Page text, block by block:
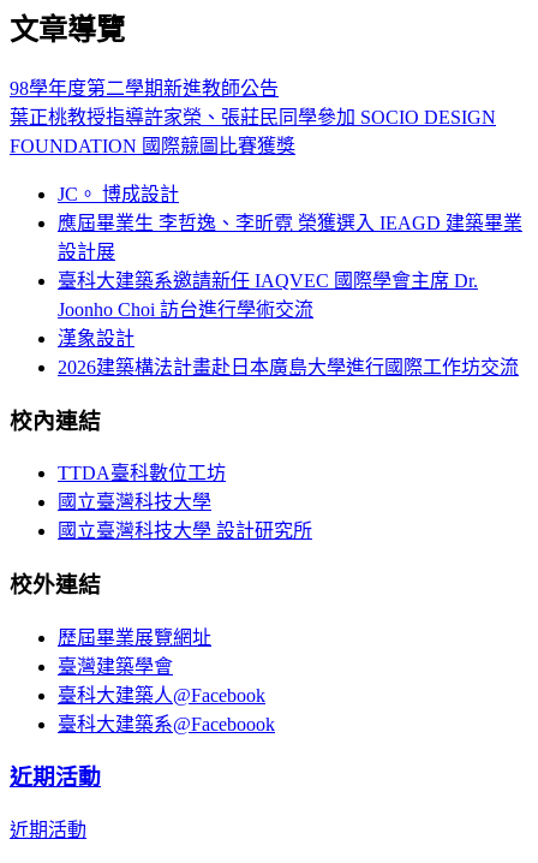
文章導覽
98學年度第二學期新進教師公告
葉正桃教授指導許家榮、張莊民同學參加 SOCIO DESIGN
FOUNDATION 國際競圖比賽獲獎
JC。 博成設計
應屆畢業生 李哲逸、李昕霓 榮獲選入 IEAGD 建築畢業
設計展
臺科大建築系邀請新任 IAQVEC 國際學會主席 Dr.
Joonho Choi 訪台進行學術交流
漢象設計
2026建築構法計畫赴日本廣島大學進行國際工作坊交流
校內連結
TTDA臺科數位工坊
國立臺灣科技大學
國立臺灣科技大學 設計研究所
校外連結
歷屆畢業展覽網址
臺灣建築學會
臺科大建築人@Facebook
臺科大建築系@Faceboook
近期活動
近期活動